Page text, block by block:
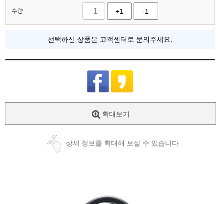
수량 +1 -1
선택하신 상품은 고객센터로 문의주세요.
확대보기
상세 정보를 확대해 보실 수 있습니다